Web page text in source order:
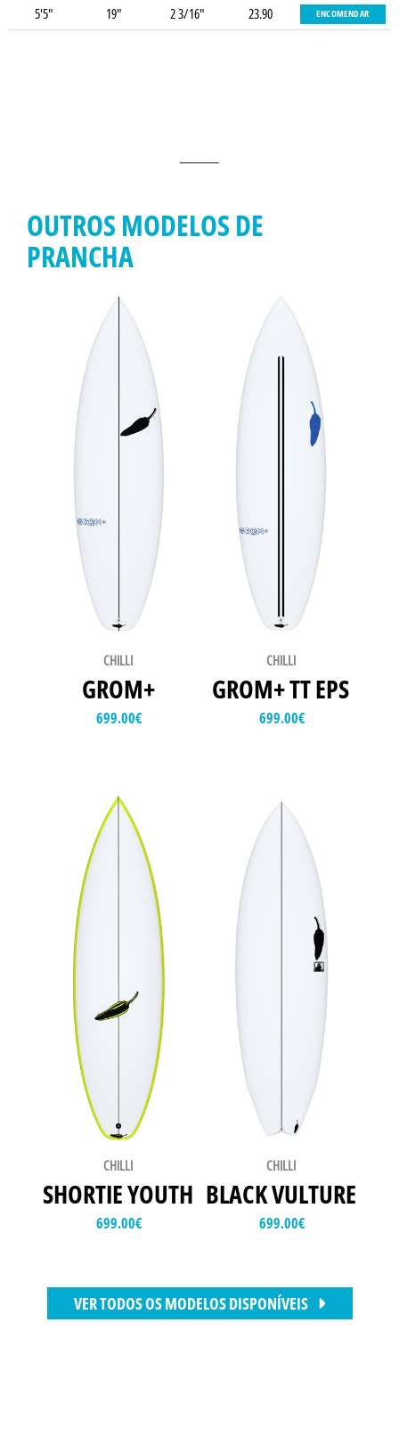
5'5" 19" 2 3/16" 23.90 ENCOMENDAR
OUTROS MODELOS DE
PRANCHA
CHILLI
GROM+
699.00€
CHILLI
GROM+ TT EPS
699.00€
CHILLI
SHORTIE YOUTH
699.00€
CHILLI
BLACK VULTURE
699.00€
VER TODOS OS MODELOS DISPONÍVEIS